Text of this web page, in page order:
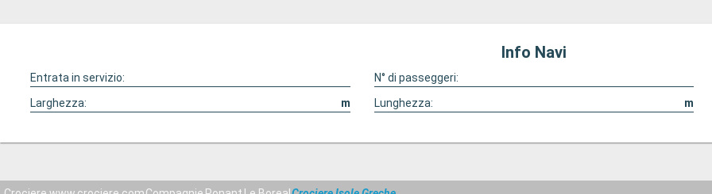
Info Navi
Entrata in servizio: N° di passeggeri:
Larghezza:
m Lunghezza: m